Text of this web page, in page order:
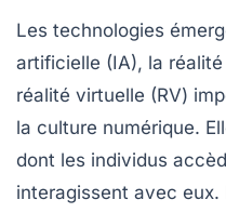
Les technologies
artificielle (IA), la
réalité virtuelle (RV)
la culture numérique.
dont les individus
interagissent avec eux.